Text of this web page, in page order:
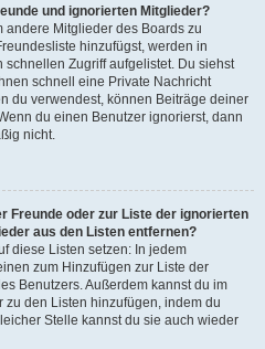
und ignorierten Mitglieder?
andere Mitglieder des Boards zu
hinzufügst, werden in
Zugriff aufgelistet. Du siehst
schnell eine Private Nachricht
du verwendest, können Beiträge deiner
du einen Benutzer ignorierst, dann
nicht.
Freunde oder zur Liste der ignorierten
aus den Listen entfernen?
diese Listen setzen: In jedem
zum Hinzufügen zur Liste der
Benutzers. Außerdem kannst du im
den Listen hinzufügen, indem du
Stelle kannst du sie auch wieder